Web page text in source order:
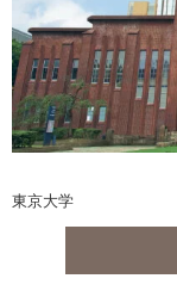
東京大学